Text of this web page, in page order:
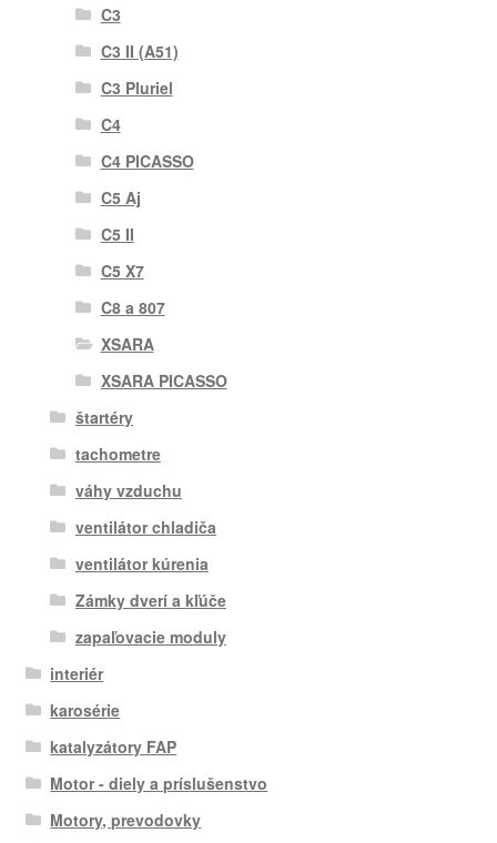
C3
C3 II (A51)
C3 Pluriel
C4
C4 PICASSO
C5 Aj
C5 II
C5 X7
C8 a 807
XSARA
XSARA PICASSO
štartéry
tachometre
váhy vzduchu
ventilátor chladiča
ventilátor kúrenia
Zámky dverí a kľúče
zapaľovacie moduly
interiér
karosérie
katalyzátory FAP
Motor - diely a príslušenstvo
Motory, prevodovky